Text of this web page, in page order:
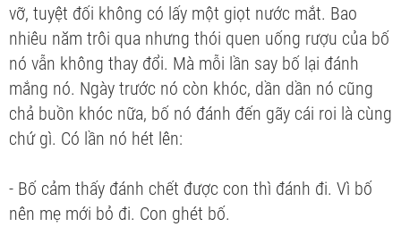
vỡ, tuyệt đối không có lấy một giọt nước mắt. Bao
nhiêu năm trôi qua nhưng thói quen uống rượu của bố
nó vẫn không thay đổi. Mà mỗi lần say bố lại đánh
mắng nó. Ngày trước nó còn khóc, dần dần nó cũng
chả buồn khóc nữa, bố nó đánh đến gãy cái roi là cùng
chứ gì. Có lần nó hét lên:
- Bố cảm thấy đánh chết được con thì đánh đi. Vì bố
nên mẹ mới bỏ đi. Con ghét bố.